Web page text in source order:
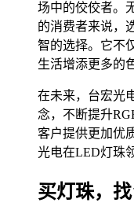
场中的佼佼者。
的消费者来说，
智的选择。它不
生活增添更多的
在未来，台宏光
念，不断提升
客户提供更加优
光电在LED灯珠
买灯珠，